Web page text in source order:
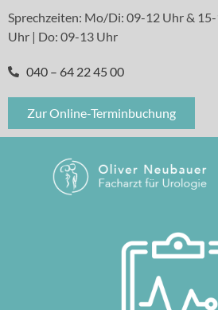
Sprechzeiten: Mo/Di: 09-12 Uhr &
Uhr | Do: 09-13 Uhr
040 – 64 22 45 00
Zur Online-Terminbuchung